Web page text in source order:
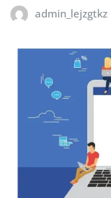
admin_lejzgtkz